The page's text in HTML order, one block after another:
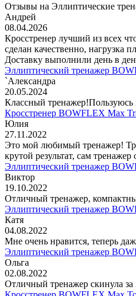
Отзывы на Эллиптические
Андрей
08.04.2026
Кросстренер лучший из всех
сделан качественно, нагрузка
Доставку выполнили день в
Эллиптический тренажер
`Александра
20.05.2024
Классный тренажер!Пользуюсь
Кросстренер BOWFLEX Max
Юлия
27.11.2022
Это мой любимый тренажер!
крутой результат, сам
Эллиптический тренажер
Виктор
19.10.2022
Отличный тренажер,
Эллиптический тренажер
Катя
04.08.2022
Мне очень нравится, теперь
Эллиптический тренажер
Ольга
02.08.2022
Отличный тренажер скинула за